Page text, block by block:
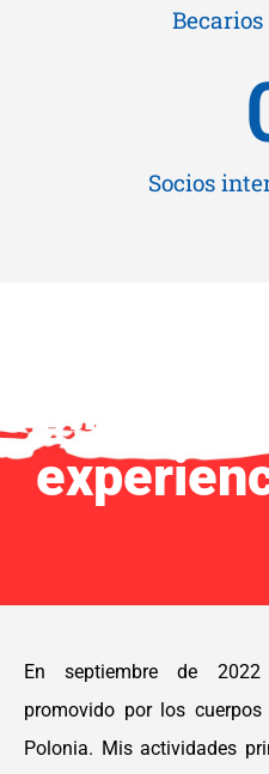
Socios
Mi
En septiembre de
promovido por los
Polonia. Mis actividades